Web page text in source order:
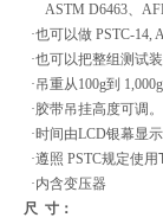
ASTM D6463、
·也可以做 PSTC-14,
·也可以把整组测试
·吊重从100g到 1,000g
·胶带吊挂高度可调。
·时间由LCD银幕显示
·遵照 PSTC规定使用
·内含变压器
尺 寸：